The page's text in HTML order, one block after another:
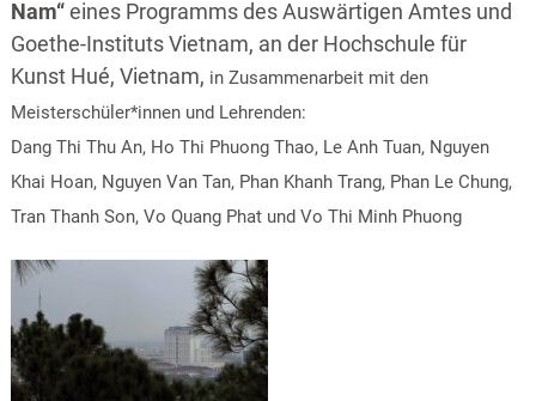
Nam“eines Programms des Auswärtigen Amtes und
Goethe-Instituts Vietnam, an der Hochschule für
Kunst Hué, Vietnam, in Zusammenarbeit mit den
Meisterschüler*innen und Lehrenden:
Dang Thi Thu An, Ho Thi Phuong Thao, Le Anh Tuan, Nguyen
Khai Hoan, Nguyen Van Tan, Phan Khanh Trang, Phan Le Chung,
Tran Thanh Son, Vo Quang Phat und Vo Thi Minh Phuong